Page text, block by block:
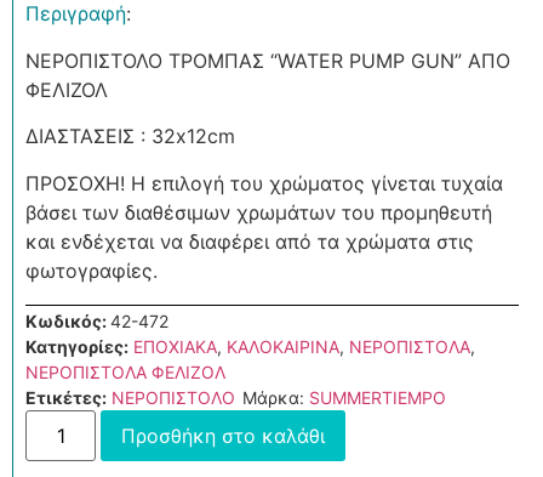
Περιγραφή:
ΝΕΡΟΠΙΣΤΟΛΟ ΤΡΟΜΠΑΣ “WATER PUMP GUN” ΑΠΟ
ΦΕΛΙΖΟΛ
ΔΙΑΣΤΑΣΕΙΣ : 32x12cm
ΠΡΟΣΟΧΗ! Η επιλογή του χρώματος γίνεται τυχαία
βάσει των διαθέσιμων χρωμάτων του προμηθευτή
και ενδέχεται να διαφέρει από τα χρώματα στις
φωτογραφίες.
Κωδικός:42-472
Κατηγορίες: ΕΠΟΧΙΑΚΑ, ΚΑΛΟΚΑΙΡΙΝΑ, ΝΕΡΟΠΙΣΤΟΛΑ,
ΝΕΡΟΠΙΣΤΟΛΑ ΦΕΛΙΖΟΛ
Ετικέτες: ΝΕΡΟΠΙΣΤΟΛΟ Μάρκα: SUMMERTIEMPO
Προσθήκη στο καλάθι